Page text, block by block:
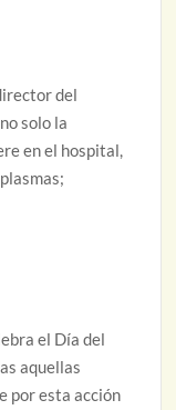
del
solo la
en el hospital,
el Día del
aquellas
por esta acción